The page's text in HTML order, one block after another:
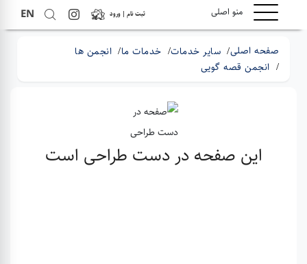
منو اصلی EN ثبت نام | ورود
صفحه اصلی سایر خدمات خدمات ما
انجمن ها
انجمن قصه گویی
این صفحه در دست طراحی است